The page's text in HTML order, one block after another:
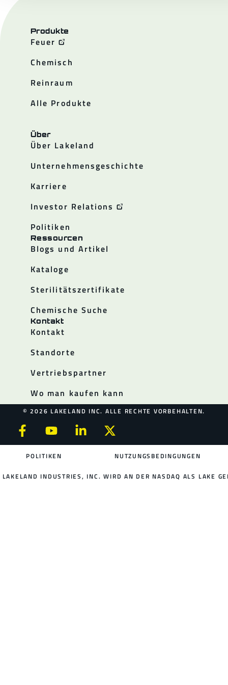
Produkte
Feuer
Chemisch
Reinraum
Alle Produkte
Über
Über Lakeland
Unternehmensgeschichte
Karriere
Investor Relations
Politiken
Ressourcen
Blogs und Artikel
Kataloge
Sterilitätszertifikate
Chemische Suche
Kontakt
Kontakt
Standorte
Vertriebspartner
Wo man kaufen kann
© 2026 LAKELAND INC. ALLE RECHTE VORBEHALTEN.
POLITIKEN NUTZUNGSBEDINGUNGEN
LAKELAND INDUSTRIES, INC. WIRD AN DER NASDAQ ALS LAKE